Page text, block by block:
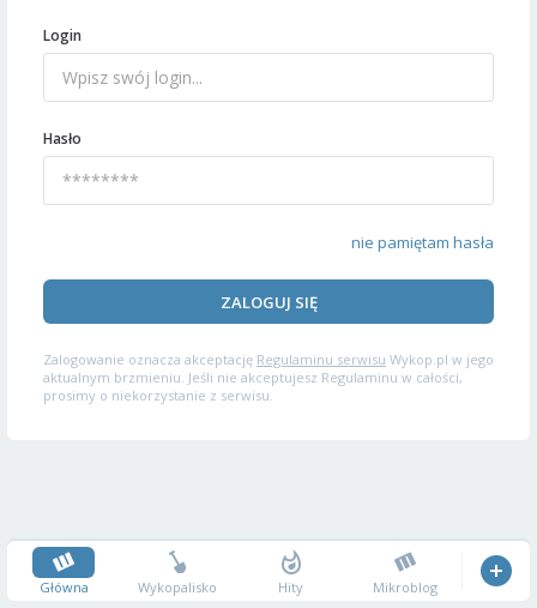
Login
Hasło
nie pamiętam hasła
ZALOGUJ SIĘ
Zalogowanie oznacza akceptację Regulaminu serwisu Wykop.pl w jego
aktualnym brzmieniu. Jeśli nie akceptujesz Regulaminu w całości,
prosimy o niekorzystanie z serwisu.
Główna Wykopalisko Hity Mikroblog